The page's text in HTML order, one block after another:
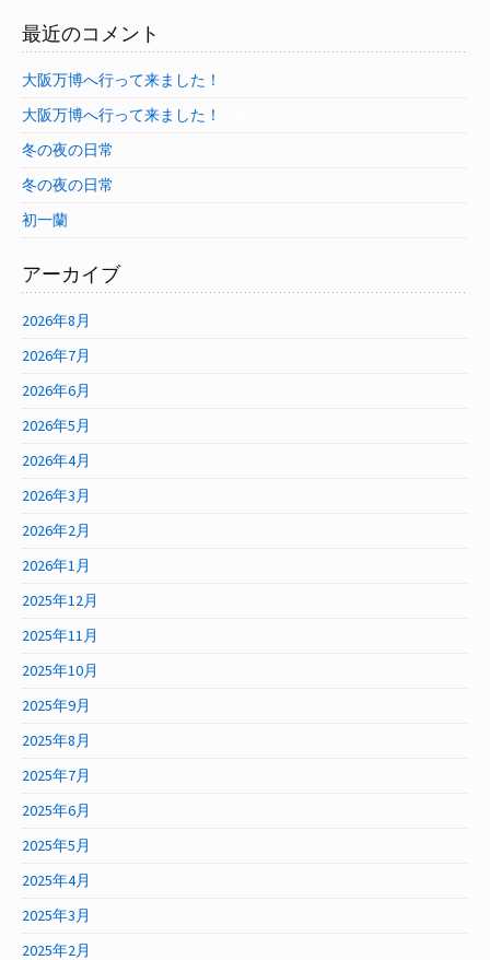
最近のコメント
大阪万博へ行って来ました！
大阪万博へ行って来ました！
冬の夜の日常
冬の夜の日常
初一蘭
アーカイブ
2026年8月
2026年7月
2026年6月
2026年5月
2026年4月
2026年3月
2026年2月
2026年1月
2025年12月
2025年11月
2025年10月
2025年9月
2025年8月
2025年7月
2025年6月
2025年5月
2025年4月
2025年3月
2025年2月